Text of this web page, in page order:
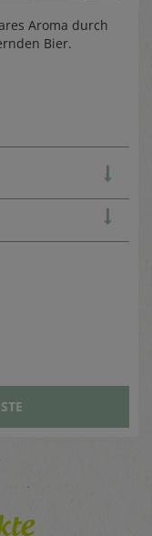
Aroma durch
Bier.